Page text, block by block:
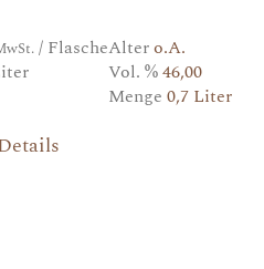
/ FlascheAltero.A.
Vol. %46,00
Menge 0,7 Liter